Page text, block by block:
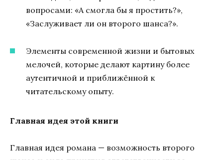
вопросами: «А смогла бы я простить?»,
«Заслуживает ли он второго шанса?».
Элементы современной жизни и бытовых
мелочей, которые делают картину более
аутентичной и приближённой к
читательскому опыту.
Главная идея этой книги
Главная идея романа — возможность второго